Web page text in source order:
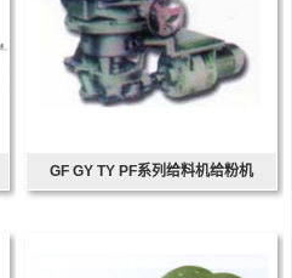
GF GY TY PF系列给料机给粉机